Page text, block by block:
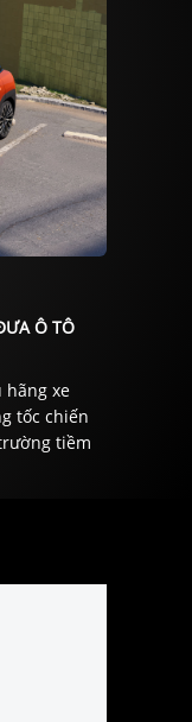
Ô TÔ
hãng xe
tốc chiến
tiềm